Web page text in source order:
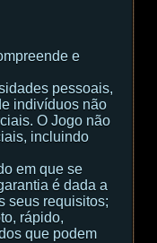
e
pessoais,
indivíduos não
O Jogo não
incluindo
em que se
é dada a
seus requisitos;
rápido,
que podem